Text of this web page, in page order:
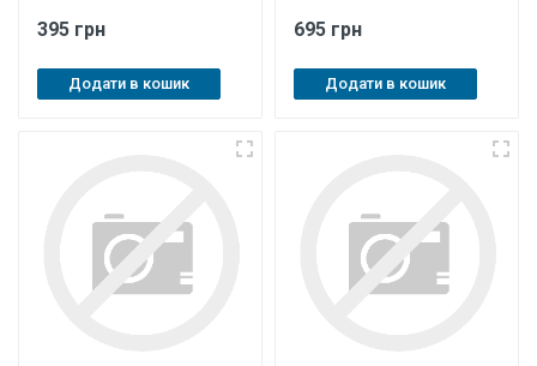
395 грн
Додати в кошик
695 грн
Додати в кошик